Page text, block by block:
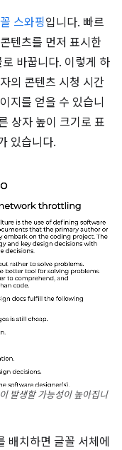
스와핑입니다. 빠르
텐츠를 먼저 표시한
바꿉니다. 이렇게 하
의 콘텐츠 시청 시간
지를 얻을 수 있습니
상자 높이 크기로 표
있습니다.
발생할 가능성이 높아집니
배치하면 글꼴 서체에